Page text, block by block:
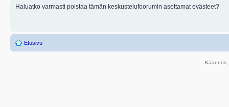
Haluatko varmasti poistaa tämän keskustelufoorumin asettamat evästeet?
Etusivu